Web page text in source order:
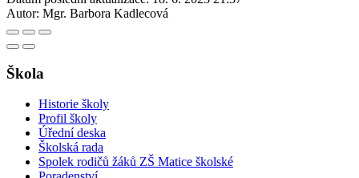
Autor: Mgr. Barbora Kadlecová
Škola
Historie školy
Profil školy
Úřední deska
Školská rada
Spolek rodičů žáků ZŠ Matice školské